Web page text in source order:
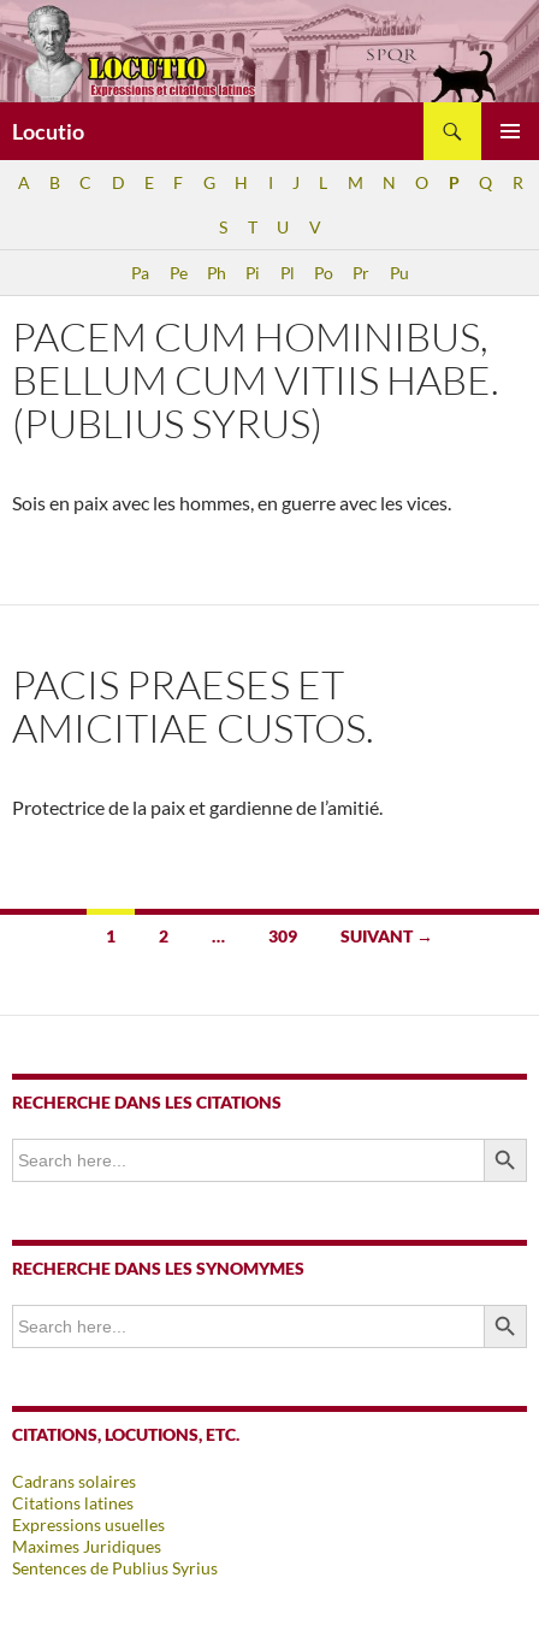
Aller
au
contenu
Locutio
A B C D E F G H I J L M N O P Q R
S T U V
Pa Pe Ph Pi Pl Po Pr Pu
PACEM CUM HOMINIBUS,
BELLUM CUM VITIIS HABE.
(PUBLIUS SYRUS)
Sois en paix avec les hommes, en guerre avec les vices.
PACIS PRAESES ET
AMICITIAE CUSTOS.
Protectrice de la paix et gardienne de l’amitié.
Navigation
articles
1 2 … 309 SUIVANT →
RECHERCHE DANS LES CITATIONS
Search
for:
SEARCH
RECHERCHE DANS LES SYNOMYMES
Search
for:
SEARCH
CITATIONS, LOCUTIONS, ETC.
Cadrans solaires
Citations latines
Expressions usuelles
Maximes Juridiques
Sentences de Publius Syrius